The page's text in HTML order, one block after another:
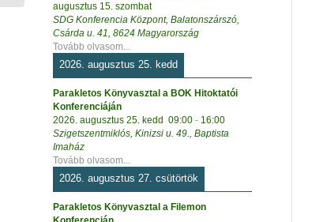
augusztus 15. szombat
SDG Konferencia Központ, Balatonszárszó,
Csárda u. 41, 8624 Magyarország
Tovább olvasom...
2026. augusztus 25. kedd
Parakletos Könyvasztal a BOK Hitoktatói
Konferenciáján
2026. augusztus 25. kedd 09:00 - 16:00
Szigetszentmiklós, Kinizsi u. 49., Baptista
Imaház
Tovább olvasom...
2026. augusztus 27. csütörtök
Parakletos Könyvasztal a Filemon